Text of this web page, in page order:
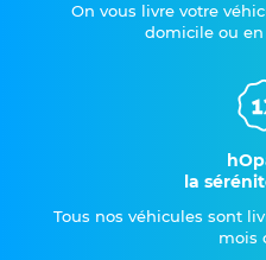
On vous livre votre
domicile ou
la
Tous nos véhicules sont
mois